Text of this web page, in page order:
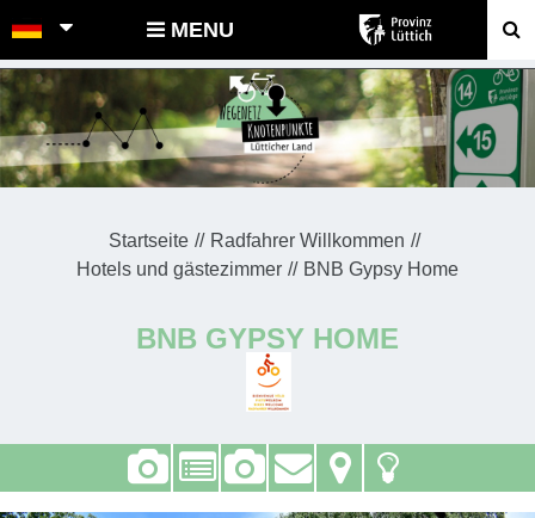
POINTS-NOEUDS MENU
Startseite
Radfahrer Willkommen
Hotels und gästezimmer
BNB Gypsy Home
BNB GYPSY HOME